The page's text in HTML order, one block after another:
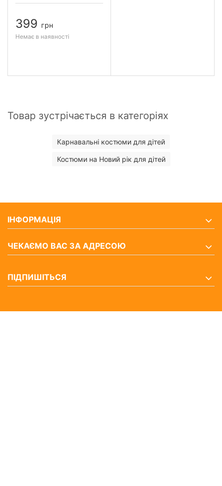
399 грн
Немає в наявності
Товар зустрічається в категоріях
Карнавальні костюми для дітей
Костюми на Новий рік для дітей
ІНФОРМАЦІЯ
ЧЕКАЄМО ВАС ЗА АДРЕСОЮ
ПІДПИШІТЬСЯ